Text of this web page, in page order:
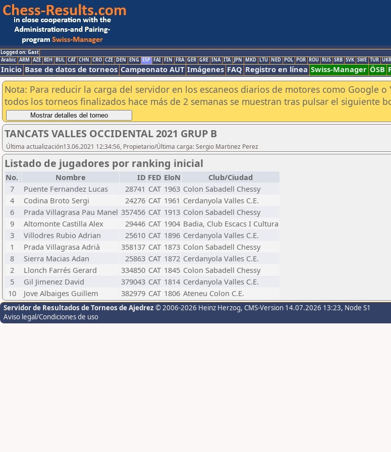
Logged on: Gast
Arabic ARM AZE BIH BUL CAT CHN CRO CZE DEN ENG ESP FAI FIN FRA GER GRE INA ITA JPN MKD LTU NED POL POR ROU RUS SRB SVK SWE TUR UKR
Inicio Base de datos de torneos Campeonato AUT Imágenes FAQ Registro en línea Swiss-Manager ÖSB
Nota: Para reducir la carga del servidor en los escaneos diarios de motores como Google o
todos los torneos finalizados hace más de 2 semanas se muestran tras pulsar el siguiente
TANCATS VALLES OCCIDENTAL 2021 GRUP B
Última actualización13.06.2021 12:34:56, Propietario/Última carga: Sergio Martinez Perez
Listado de jugadores por ranking inicial
No. Nombre ID FED EloN
Club/Ciudad
7
Puente Fernandez Lucas 28741 CAT 1963 Colon Sabadell Chessy
4
Codina Broto Sergi 24276 CAT 1961 Cerdanyola Valles C.E.
6
Prada Villagrasa Pau Manel 357456 CAT 1913 Colon Sabadell Chessy
9
Altomonte Castilla Alex 29446 CAT 1904 Badia, Club Escacs I Cultura
3
Villodres Rubio Adrian 25610 CAT 1896 Cerdanyola Valles C.E.
1
Prada Villagrasa Adrià 358137 CAT 1873 Colon Sabadell Chessy
8
Sierra Macias Adan 25863 CAT 1872 Cerdanyola Valles C.E.
2
Llonch Farrés Gerard 334850 CAT 1845 Colon Sabadell Chessy
5
Gil Jimenez David 379043 CAT 1814 Cerdanyola Valles C.E.
10
Jove Albaiges Guillem 382979 CAT 1806 Ateneu Colon C.E.
Servidor de Resultados de Torneos de Ajedrez © 2006-2026 Heinz Herzog, CMS-Version 14.07.2026 13:23, Node S1
Aviso legal/Condiciones de uso